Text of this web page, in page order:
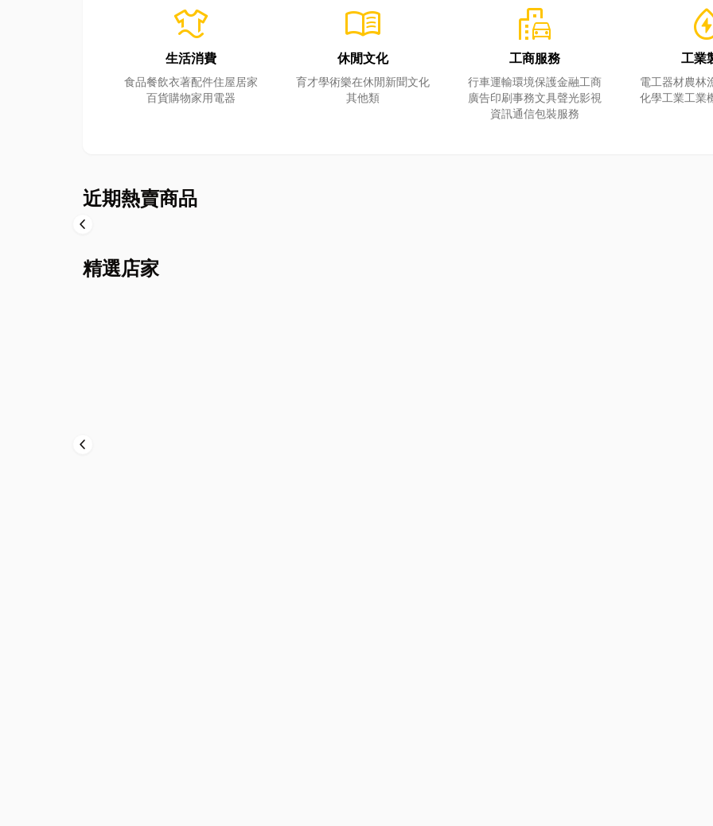
laundry
生活消費
食品餐飲衣著配件住屋居家
百貨購物家用電器
menu_book
休閒文化
育才學術樂在休閒新聞文化
其他類
emoji_transportation
工商服務
行車運輸環境保護金融工商
廣告印刷事務文具聲光影視
資訊通信包裝服務
工業
電工器材農林
化學工業工業
近期熱賣商品
chevron_left
精選店家
chevron_left